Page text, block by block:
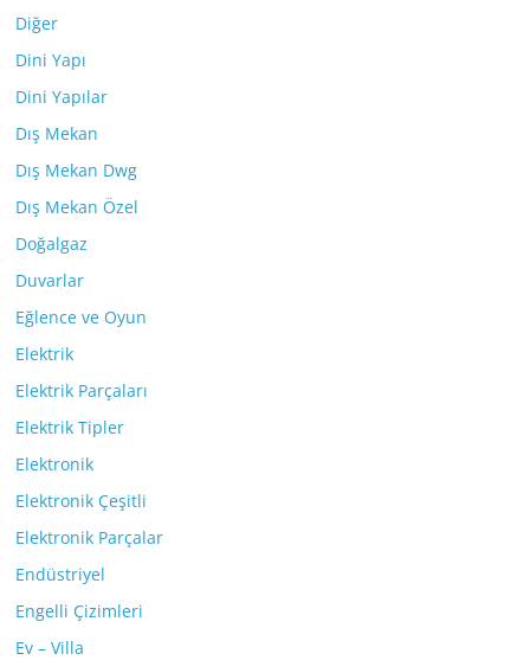
Diğer
Dini Yapı
Dini Yapılar
Dış Mekan
Dış Mekan Dwg
Dış Mekan Özel
Doğalgaz
Duvarlar
Eğlence ve Oyun
Elektrik
Elektrik Parçaları
Elektrik Tipler
Elektronik
Elektronik Çeşitli
Elektronik Parçalar
Endüstriyel
Engelli Çizimleri
Ev – Villa